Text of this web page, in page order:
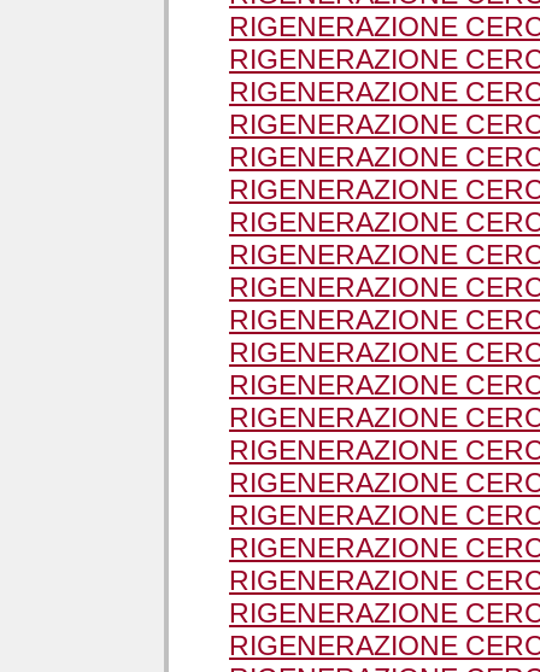
RIGENERAZIONE
RIGENERAZIONE
RIGENERAZIONE
RIGENERAZIONE
RIGENERAZIONE
RIGENERAZIONE
RIGENERAZIONE
RIGENERAZIONE
RIGENERAZIONE
RIGENERAZIONE
RIGENERAZIONE
RIGENERAZIONE
RIGENERAZIONE
RIGENERAZIONE
RIGENERAZIONE
RIGENERAZIONE
RIGENERAZIONE
RIGENERAZIONE
RIGENERAZIONE
RIGENERAZIONE